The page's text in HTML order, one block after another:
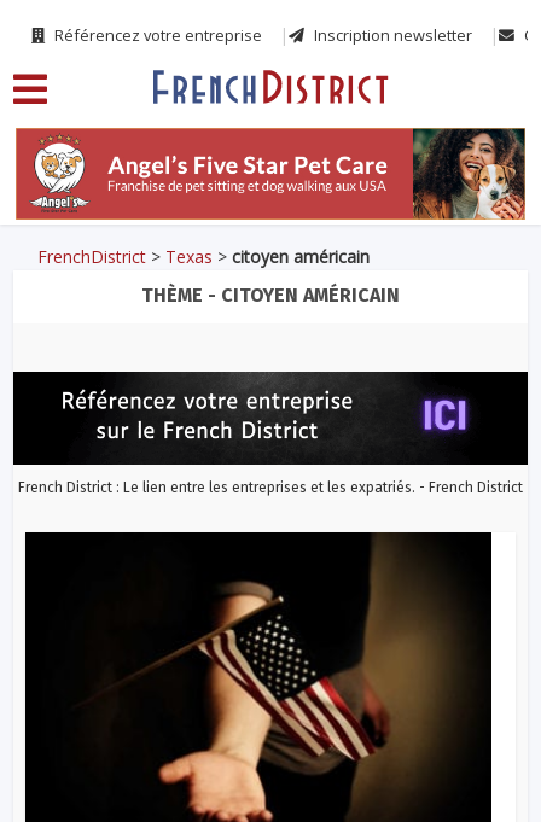
Référencez votre entreprise Inscription newsletter
FrenchDistrict > Texas >citoyen américain
THÈME - CITOYEN AMÉRICAIN
French District : Le lien entre les entreprises et les expatriés. - French District